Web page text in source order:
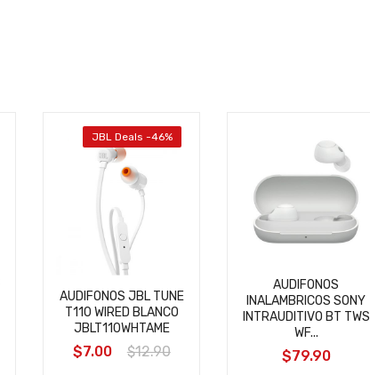
JBL Deals -46%
AUDIFONOS JBL TUNE
T110 WIRED BLANCO
JBLT110WHTAME
$7.00 $12.90
AUDIFONOS
INALAMBRICOS SONY
INTRAUDITIVO BT TWS
WF...
$79.90